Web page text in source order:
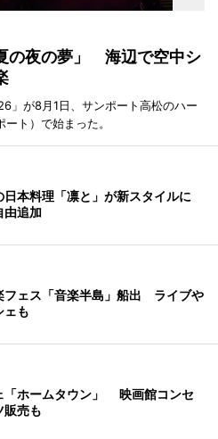
の夜の夢」 海辺で空中シ
」が8月1日、サンポート高松のハー
ト）で始まった。
日本料理「凛と」が新スタイルに
由追加
フェス「音楽半島」船出 ライブや
ェも
「ホームタウン」 映画館コンセ
販売も